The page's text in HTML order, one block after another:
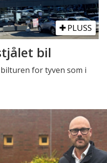
PLUSS
bil
for tyven som i